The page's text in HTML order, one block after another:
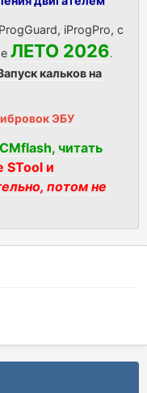
iProgPro, с
ЛЕТО 2026.
кальков на
ЭБУ
читать
STool и
потом не